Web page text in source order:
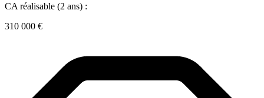
CA réalisable (2 ans) :
310 000 €